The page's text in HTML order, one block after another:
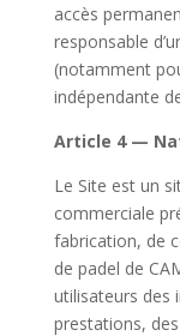
accès
responsable
(notamment
indépendante
Article 4 —
Le Site est un
commerciale
fabrication, de
de padel de
utilisateurs des
prestations,